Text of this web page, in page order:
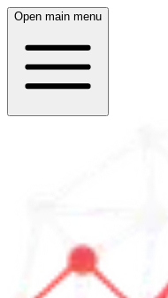
Open main menu